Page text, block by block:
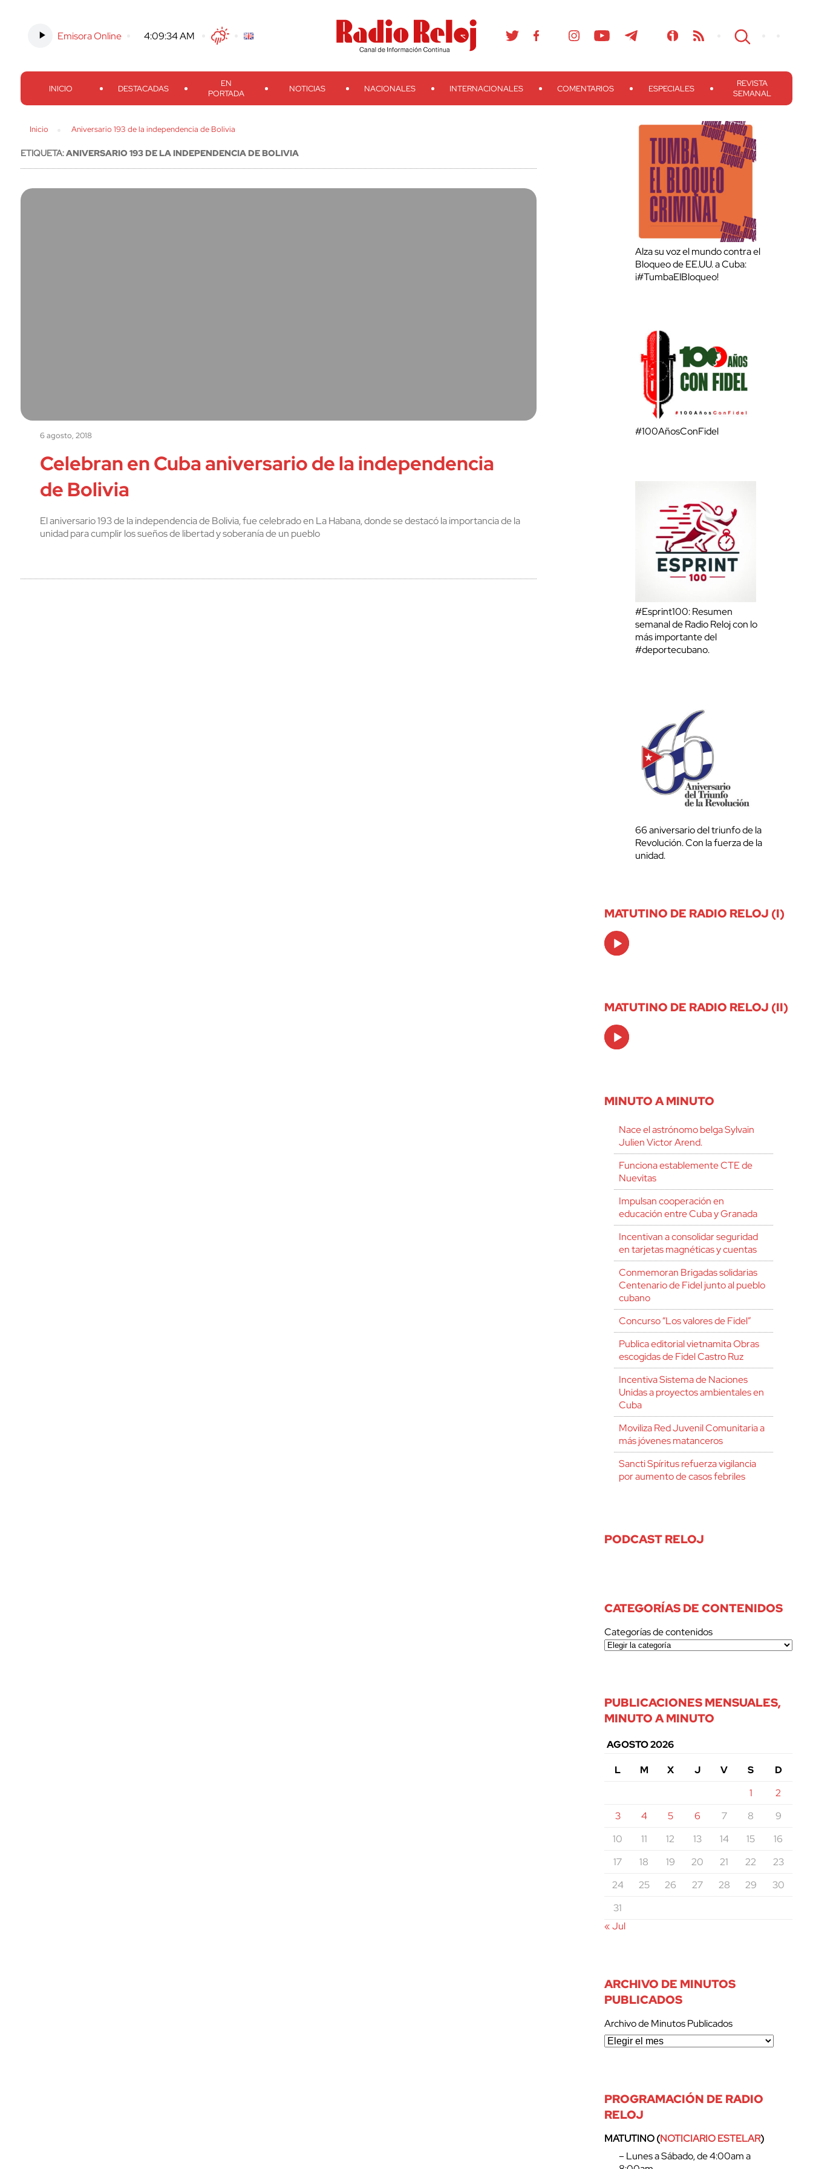
Emisora Online 4:09:34 AM TwitterFacebook
Threads
Instagram TelegramTeveo Ivoox RSS Search
INICIO DESTACADAS
EN
PORTADA
NOTICIAS NACIONALES INTERNACIONALES COMENTARIOS ESPECIALES
REVISTA
SEMANAL
Inicio Aniversario 193 de la independencia de Bolivia
ETIQUETA:ANIVERSARIO 193 DE LA INDEPENDENCIA DE BOLIVIA
6 agosto, 2018
Celebran en Cuba aniversario de la independencia
de Bolivia
El aniversario 193 de la independencia de Bolivia, fue celebrado en La Habana, donde se destacó la importancia de la
unidad para cumplir los sueños de libertad y soberanía de un pueblo
Alza su voz el mundo contra el
Bloqueo de EE.UU. a Cuba:
¡#TumbaElBloqueo!
#100AñosConFidel
#Esprint100: Resumen
semanal de Radio Reloj con lo
más importante del
#deportecubano.
66 aniversario del triunfo de la
Revolución. Con la fuerza de la
unidad.
MATUTINO DE RADIO RELOJ (I)
Audio
Player
MATUTINO DE RADIO RELOJ (II)
Audio
Player
MINUTO A MINUTO
Nace el astrónomo belga Sylvain
Julien Victor Arend.
Funciona establemente CTE de
Nuevitas
Impulsan cooperación en
educación entre Cuba y Granada
Incentivan a consolidar seguridad
en tarjetas magnéticas y cuentas
Conmemoran Brigadas solidarias
Centenario de Fidel junto al pueblo
cubano
Concurso “Los valores de Fidel”
Publica editorial vietnamita Obras
escogidas de Fidel Castro Ruz
Incentiva Sistema de Naciones
Unidas a proyectos ambientales en
Cuba
Moviliza Red Juvenil Comunitaria a
más jóvenes matanceros
Sancti Spíritus refuerza vigilancia
por aumento de casos febriles
PODCAST RELOJ
CATEGORÍAS DE CONTENIDOS
Categorías de contenidos
PUBLICACIONES MENSUALES,
MINUTO A MINUTO
AGOSTO 2026
L
M X J V S
D
1
2
3
4 5 6 7 8
9
10
11 12 13 14 15
16
17
18 19 20 21 22
23
24
25 26 27 28 29
30
31
« Jul
ARCHIVO DE MINUTOS
PUBLICADOS
Archivo de Minutos Publicados
PROGRAMACIÓN DE RADIO
RELOJ
MATUTINO (NOTICIARIO ESTELAR)
– Lunes a Sábado, de 4:00am a